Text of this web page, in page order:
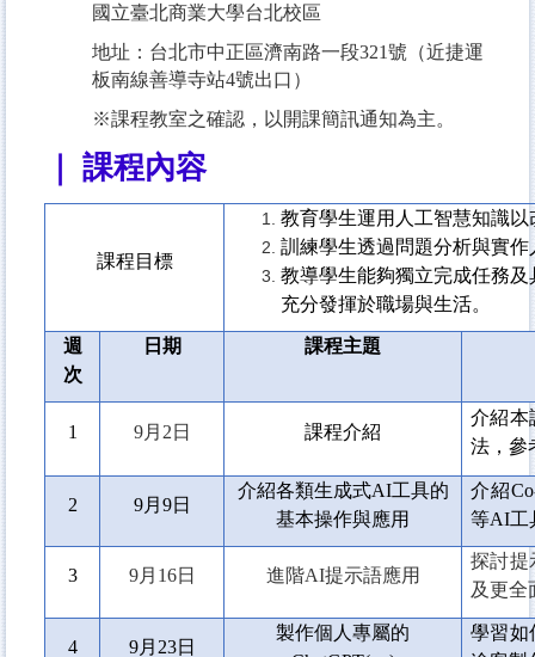
國立臺北商業大學台北校區
地址：台北市中正區濟南路一段321號（近捷運
板南線善導寺站4號出口）
※課程教室之確認，以開課簡訊通知為主。
｜ 課程內容
課程目標
教育學生運用人工智慧知識
訓練學生透過問題分析與實
教導學生能夠獨立完成任務
充分發揮於職場與生活。
週
次
日期 課程主題
1 9月2日 課程介紹
介紹本
法，參
2 9月9日
介紹各類生成式AI工具的
基本操作與應用
介紹
等AI工
3 9月16日 進階AI提示語應用
探討提
及更全
4 9月23日
製作個人專屬的
學習如